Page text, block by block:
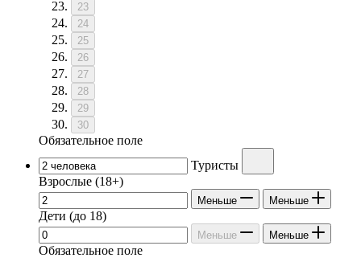
23
24
25
26
27
28
29
30
Обязательное поле
Туристы
Взрослые (18+)
Меньше Меньше
Дети (до 18)
Меньше Меньше
Обязательное поле